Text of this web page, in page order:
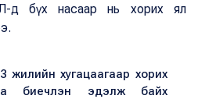
д бүх насаар нь хорих ял
жилийн хугацаагаар хорих
биечлэн эдэлж байх